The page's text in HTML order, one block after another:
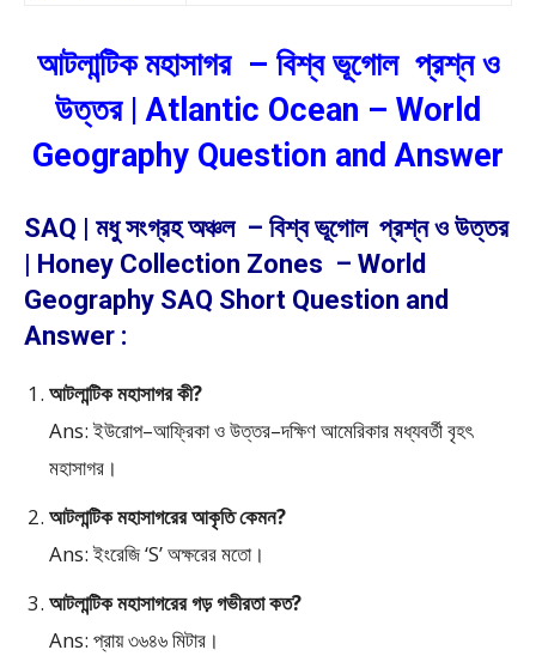
আটলান্টিক মহাসাগর – বিশ্ব ভূগোল প্রশ্ন ও
উত্তর | Atlantic Ocean – World
Geography Question and Answer
SAQ | মধু সংগ্রহ অঞ্চল – বিশ্ব ভূগোল প্রশ্ন ও উত্তর
| Honey Collection Zones – World
Geography SAQ Short Question and
Answer :
আটলান্টিক মহাসাগর কী?
Ans: ইউরোপ–আফ্রিকা ও উত্তর–দক্ষিণ আমেরিকার মধ্যবর্তী বৃহৎ
মহাসাগর।
আটলান্টিক মহাসাগরের আকৃতি কেমন?
Ans: ইংরেজি ‘S’ অক্ষরের মতো।
আটলান্টিক মহাসাগরের গড় গভীরতা কত?
Ans: প্রায় ৩৬৪৬ মিটার।